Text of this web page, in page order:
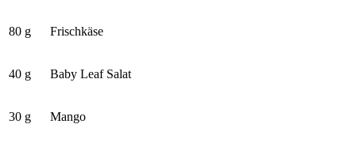
80 g Frischkäse
40 g Baby Leaf Salat
30 g Mango